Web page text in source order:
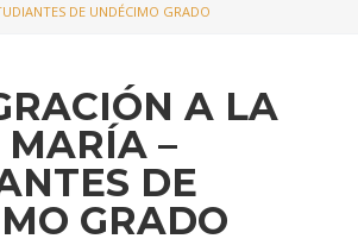
DE UNDÉCIMO GRADO
A LA
MARÍA –
DE
GRADO